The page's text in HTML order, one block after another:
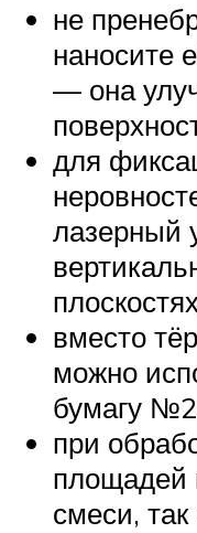
не
наносите
— она
для
лазерный
вместо
можно
бумагу
при
площадей
смеси, так